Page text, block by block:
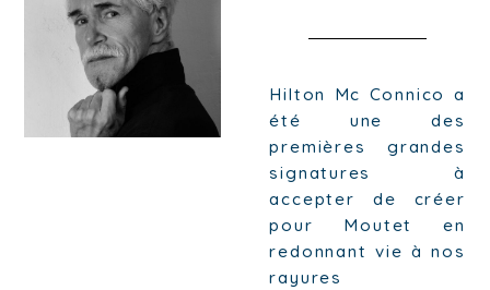
Hilton Mc Connico a
été une des
premières grandes
signatures à
accepter de créer
pour Moutet en
redonnant vie à nos
rayures